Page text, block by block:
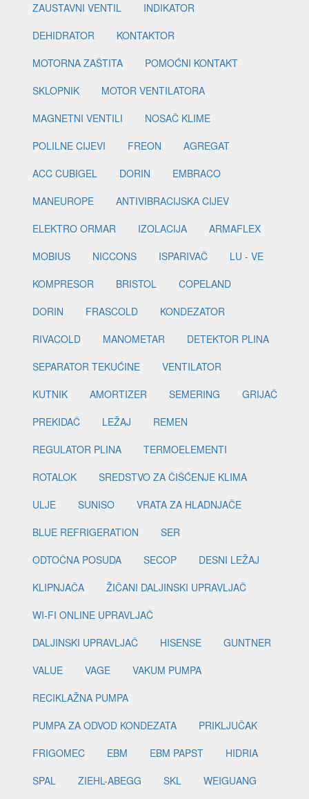
ZAUSTAVNI VENTIL
INDIKATOR
DEHIDRATOR
KONTAKTOR
MOTORNA ZAŠTITA
POMOĆNI KONTAKT
SKLOPNIK
MOTOR VENTILATORA
MAGNETNI VENTILI
NOSAČ KLIME
POLILNE CIJEVI
FREON
AGREGAT
ACC CUBIGEL
DORIN
EMBRACO
MANEUROPE
ANTIVIBRACIJSKA CIJEV
ELEKTRO ORMAR
IZOLACIJA
ARMAFLEX
MOBIUS
NICCONS ISPARIVAČ
LU - VE
KOMPRESOR
BRISTOL
COPELAND
DORIN
FRASCOLD
KONDEZATOR
RIVACOLD
MANOMETAR
DETEKTOR PLINA
SEPARATOR TEKUĆINE
VENTILATOR
KUTNIK
AMORTIZER SEMERING
GRIJAČ
PREKIDAČ
LEŽAJ
REMEN
REGULATOR PLINA
TERMOELEMENTI
ROTALOK
SREDSTVO ZA ČIŠĆENJE KLIMA
ULJE
SUNISO
VRATA ZA HLADNJAČE
BLUE REFRIGERATION
SER
ODTOČNA POSUDA
SECOP
DESNI LEŽAJ
KLIPNJAČA
ŽIČANI DALJINSKI UPRAVLJAČ
WI-FI ONLINE UPRAVLJAČ
DALJINSKI UPRAVLJAČ
HISENSE
GUNTNER
VALUE
VAGE
VAKUM PUMPA
RECIKLAŽNA PUMPA
PUMPA ZA ODVOD KONDEZATA
PRIKLJUČAK
FRIGOMEC
EBM EBM PAPST
HIDRIA
SPAL
ZIEHL-ABEGG SKL WEIGUANG